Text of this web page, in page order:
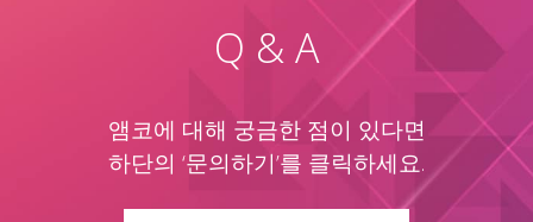
Q & A
앰코에 대해 궁금한 점이 있다면
하단의 ‘문의하기’를 클릭하세요.